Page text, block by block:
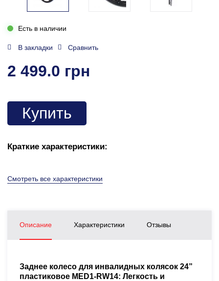
Есть в наличии
В закладки Сравнить
2 499.0 грн
Купить
Краткие характеристики:
Смотреть все характеристики
Описание Характеристики Отзывы
Заднее колесо для инвалидных колясок 24”
пластиковое MED1-RW14: Легкость и